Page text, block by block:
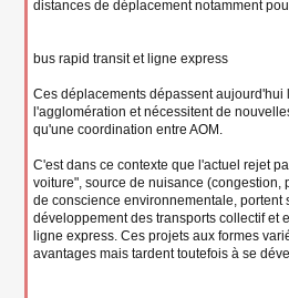
distances de déplacement notamment
bus rapid transit et ligne express
Ces déplacements dépassent aujourd'hui
l'agglomération et nécessitent de
qu'une coordination entre AOM.
C'est dans ce contexte que l'actuel rejet
voiture", source de nuisance (congestion,
de conscience environnementale, portent
développement des transports collectif et
ligne express. Ces projets aux formes
avantages mais tardent toutefois à se